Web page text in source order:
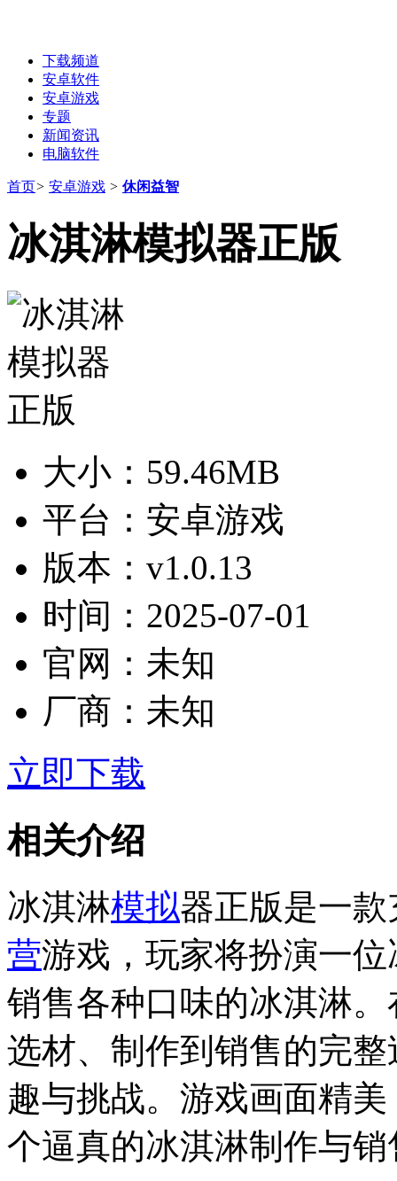
下载频道
安卓软件
安卓游戏
专题
新闻资讯
电脑软件
首页> 安卓游戏 > 休闲益智
冰淇淋模拟器正版
大小： 59.46MB
平台： 安卓游戏
版本： v1.0.13
时间： 2025-07-01
官网： 未知
厂商： 未知
立即下载
相关介绍
冰淇淋模拟器正版是一
营游戏，玩家将扮演一
销售各种口味的冰淇淋
选材、制作到销售的完
趣与挑战。游戏画面精
个逼真的冰淇淋制作与